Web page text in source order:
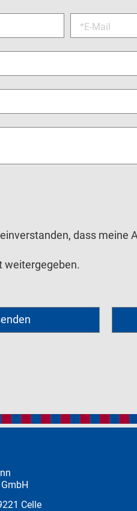
*E-Mail
dass meine
weitergegeben.
Celle